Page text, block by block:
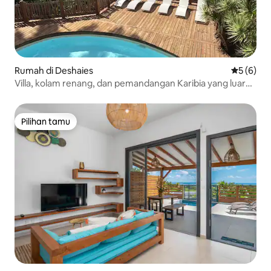
Rumah di Deshaies Nilai
5 (6)
Villa, kolam renang, dan pemandangan Karibia yang luar
Pilihan tamu
Pilihan tamu